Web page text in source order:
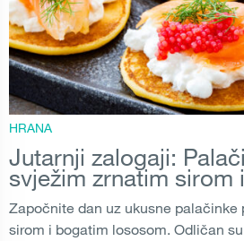
HRANA
Jutarnji zalogaji:
svježim zrnatim sirom
Započnite dan uz ukusne palačinke
sirom i bogatim lososom. Odličan